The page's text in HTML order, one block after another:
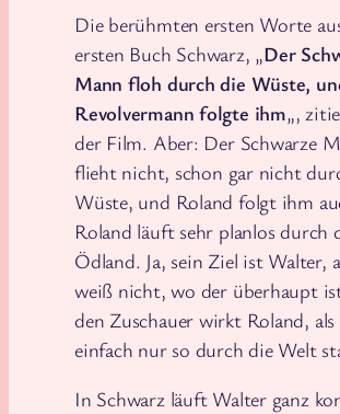
Die berühmten ersten Worte
ersten Buch Schwarz, „Der
Mann floh durch die Wüste,
Revolvermann folgte ihm„,
der Film. Aber: Der Schwarze
flieht nicht, schon gar nicht
Wüste, und Roland folgt ihm
Roland läuft sehr planlos durch
Ödland. Ja, sein Ziel ist Walter,
weiß nicht, wo der überhaupt
den Zuschauer wirkt Roland,
einfach nur so durch die Welt
In Schwarz läuft Walter ganz